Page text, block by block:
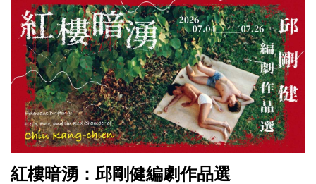
紅樓暗湧：邱剛健編劇作品選